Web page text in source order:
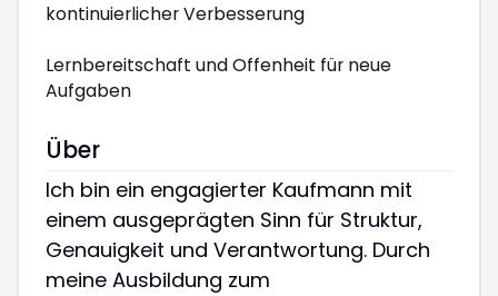
kontinuierlicher Verbesserung
Lernbereitschaft und Offenheit für neue
Aufgaben
Über
Ich bin ein engagierter Kaufmann mit
einem ausgeprägten Sinn für Struktur,
Genauigkeit und Verantwortung. Durch
meine Ausbildung zum